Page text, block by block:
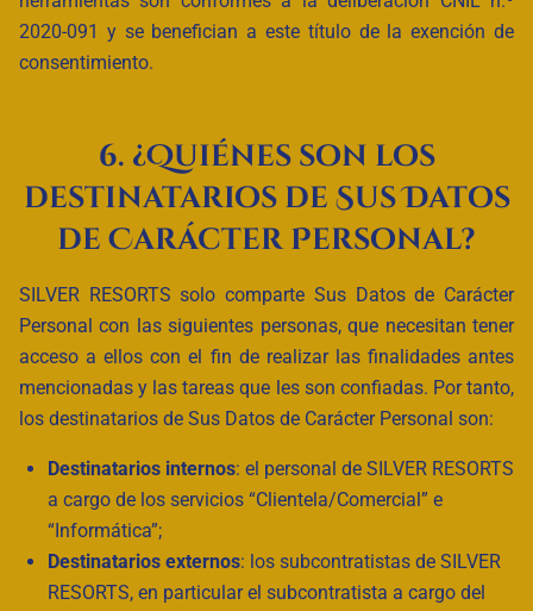
2020-091 y se benefician a este título de la exención de
consentimiento.
6. ¿Quiénes son los
destinatarios de Sus Datos
de Carácter Personal?
SILVER RESORTS solo comparte Sus Datos de Carácter
Personal con las siguientes personas, que necesitan tener
acceso a ellos con el fin de realizar las finalidades antes
mencionadas y las tareas que les son confiadas. Por tanto,
los destinatarios de Sus Datos de Carácter Personal son:
Destinatarios internos: el personal de SILVER RESORTS
a cargo de los servicios “Clientela/Comercial” e
“Informática”;
Destinatarios externos: los subcontratistas de SILVER
RESORTS, en particular el subcontratista a cargo del